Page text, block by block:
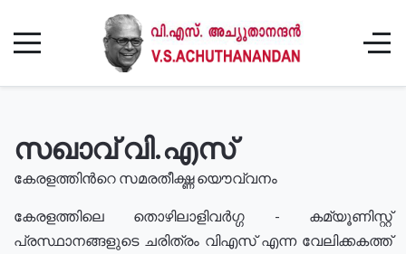
സഖാവ് വി.എസ്
കേരളത്തിൻറെ സമരതീക്ഷ്ണ യൌവ്വനം
കേരളത്തിലെ തൊഴിലാളിവർഗ്ഗ - കമ്യൂണിസ്റ്റ്
പ്രസ്ഥാനങ്ങളുടെ ചരിത്രം വിഎസ് എന്ന വേലിക്കകത്ത്